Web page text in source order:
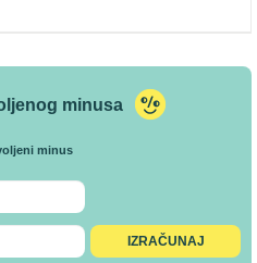
minusa
minus